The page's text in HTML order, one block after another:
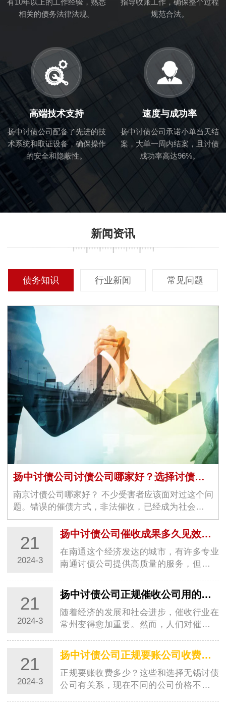
相关的债务法律法规。
规范合法。
高端技术支持
扬中讨债公司配备了先进的技
术系统和取证设备，确保操作
的安全和隐蔽性。
速度与成功率
扬中讨债公司承诺小单当天结
案，大单一周内结案，且讨债
成功率高达96%。
新闻资讯
债务知识 行业新闻 常见问题
扬中讨债公司讨债公司哪家好？选择讨债公司看哪几个方面？
南京讨债公司哪家好？ 不少受害者应该面对过这个问
题。错误的催债方式，非法催收，已经成为社会上一
大问题。当受害者觉得无…
21
2024-3
扬中讨债公司催收成果多久见效呢？催收公司是怎么要账的
在南通这个经济发达的城市，有许多专业
南通讨债公司提供高质量的服务，但很多
天分享南…
21
2024-3
扬中讨债公司正规催收公司用的是合法手段吗？都有哪些呢？
随着经济的发展和社会进步，催收行业在
常州变得愈加重要。然而，人们对催收行
司是否使…
21
2024-3
扬中讨债公司正规要账公司收费多少？讨债收费标准分享
正规要账收费多少？这些和选择无锡讨债
公司有关系，现在不同的公司价格不同，